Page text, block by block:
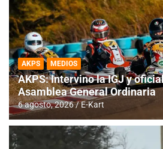
AKPS MEDIOS
AKPS: Intervino la IGJ y
Asamblea General Ordinaria
6 agosto, 2026 E-Kart